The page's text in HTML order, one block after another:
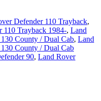
Defender 110 Trayback,
110 Trayback 1984-, Land
County / Dual Cab, Land
County / Dual Cab
90, Land Rover